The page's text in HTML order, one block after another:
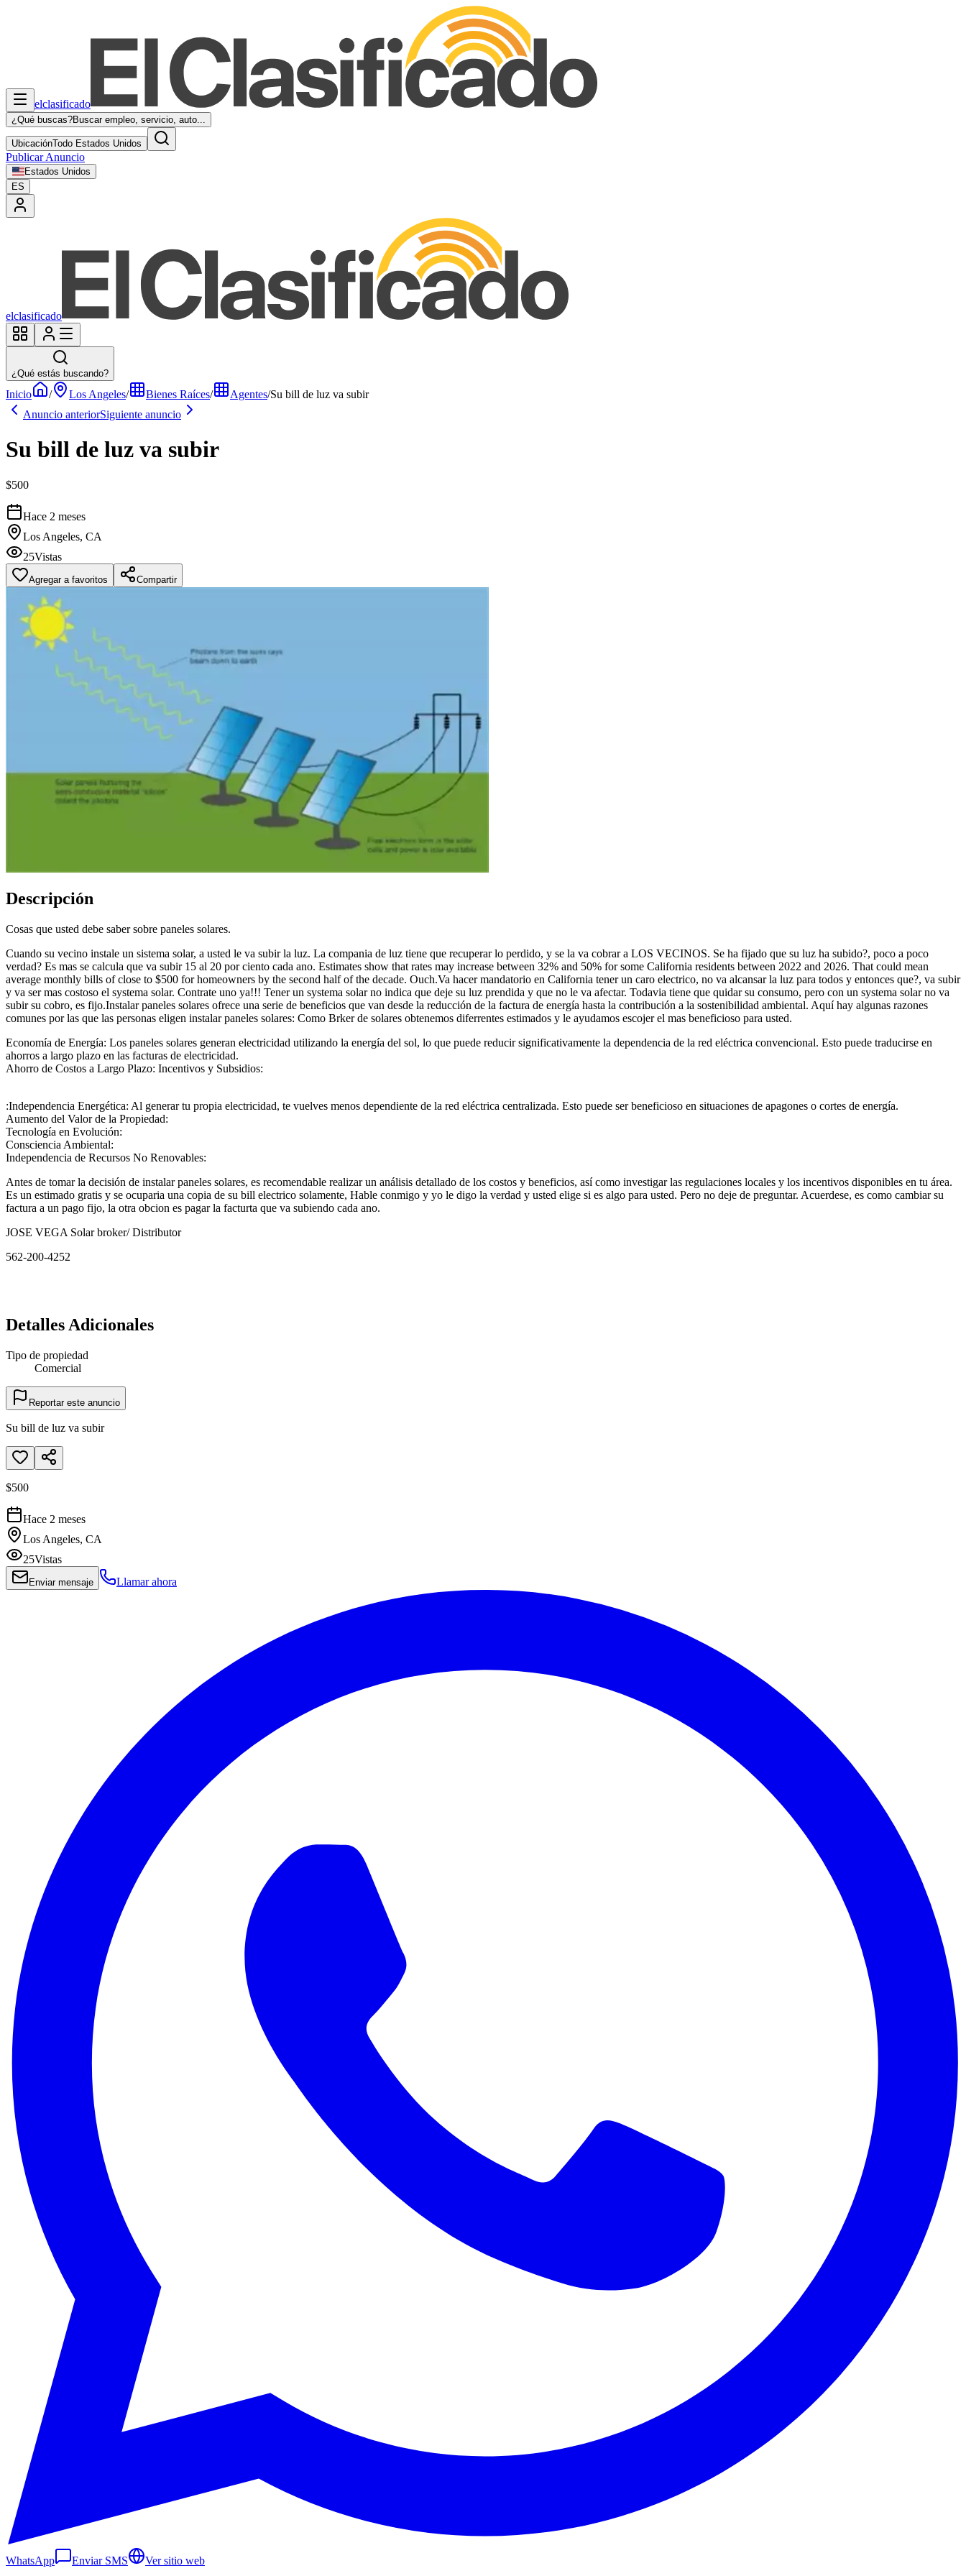
elclasificado
¿Qué buscas?Buscar empleo, servicio, auto...
UbicaciónTodo Estados Unidos
Publicar Anuncio
Estados Unidos
ES
elclasificado
¿Qué estás buscando?
Inicio / Los Angeles/ Bienes Raíces/ Agentes/Su bill de luz va subir
Anuncio anteriorSiguiente anuncio
Su bill de luz va subir
$500
Hace 2 meses
Los Angeles, CA
25Vistas
Agregar a favoritos Compartir
Descripción
Cosas que usted debe saber sobre paneles solares.
Cuando su vecino instale un sistema solar, a usted le va subir la luz. La compania de luz tiene que recuperar lo perdido, y se la va cobrar a LOS VECINOS. Se ha fijado que su luz ha subido?, poco a poco
verdad? Es mas se calcula que va subir 15 al 20 por ciento cada ano. Estimates show that rates may increase between 32% and 50% for some California residents between 2022 and 2026. That could mean
average monthly bills of close to $500 for homeowners by the second half of the decade. Ouch.Va hacer mandatorio en California tener un caro electrico, no va alcansar la luz para todos y entonces que?, va subir
y va ser mas costoso el systema solar. Contrate uno ya!!! Tener un systema solar no indica que deje su luz prendida y que no le va afectar. Todavia tiene que quidar su consumo, pero con un systema solar no va
subir su cobro, es fijo.Instalar paneles solares ofrece una serie de beneficios que van desde la reducción de la factura de energía hasta la contribución a la sostenibilidad ambiental. Aquí hay algunas razones
comunes por las que las personas eligen instalar paneles solares: Como Brker de solares obtenemos diferrentes estimados y le ayudamos escojer el mas beneficioso para usted.
Economía de Energía: Los paneles solares generan electricidad utilizando la energía del sol, lo que puede reducir significativamente la dependencia de la red eléctrica convencional. Esto puede traducirse en
ahorros a largo plazo en las facturas de electricidad.
Ahorro de Costos a Largo Plazo: Incentivos y Subsidios:
:Independencia Energética: Al generar tu propia electricidad, te vuelves menos dependiente de la red eléctrica centralizada. Esto puede ser beneficioso en situaciones de apagones o cortes de energía.
Aumento del Valor de la Propiedad:
Tecnología en Evolución:
Consciencia Ambiental:
Independencia de Recursos No Renovables:
Antes de tomar la decisión de instalar paneles solares, es recomendable realizar un análisis detallado de los costos y beneficios, así como investigar las regulaciones locales y los incentivos disponibles en tu área.
Es un estimado gratis y se ocuparia una copia de su bill electrico solamente, Hable conmigo y yo le digo la verdad y usted elige si es algo para usted. Pero no deje de preguntar. Acuerdese, es como cambiar su
factura a un pago fijo, la otra obcion es pagar la facturta que va subiendo cada ano.
JOSE VEGA Solar broker/ Distributor
562-200-4252
Detalles Adicionales
Tipo de propiedad
Comercial
Reportar este anuncio
Su bill de luz va subir
$500
Hace 2 meses
Los Angeles, CA
25Vistas
Enviar mensaje Llamar ahora
WhatsApp Enviar SMS Ver sitio web